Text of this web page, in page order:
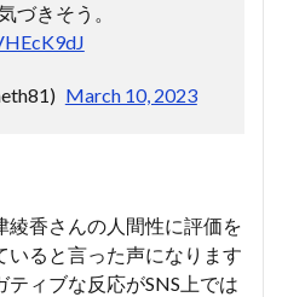
づきそう。
March 10, 2023
綾香さんの人間性に評価を
いると言った声になります
ィブな反応がSNS上では